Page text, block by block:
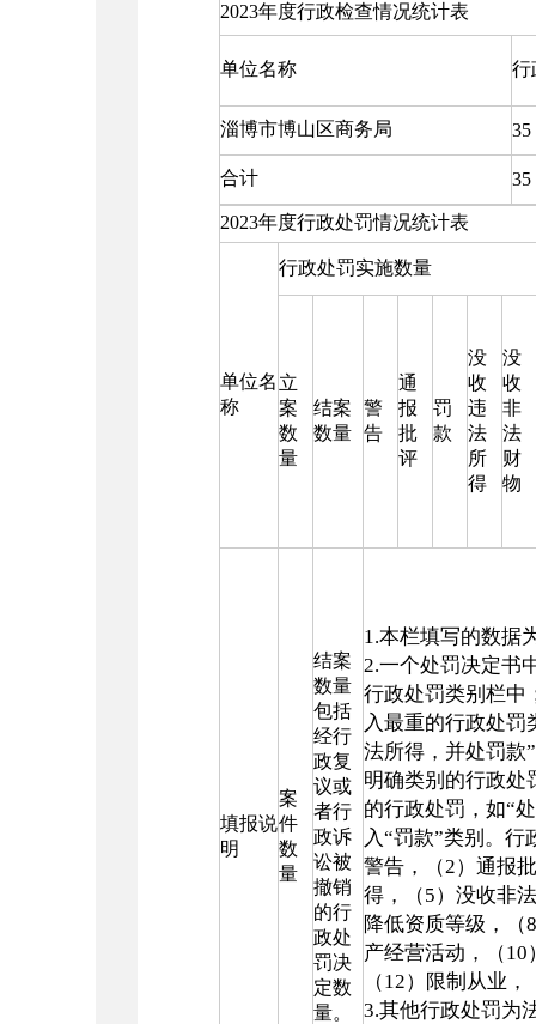
2023年度行政检查情况统计表
单位名称 行
淄博市博山区商务局 35
合计 35
2023年度行政处罚情况统计表
单位名
称
行政处罚实施数量
立
案
数
量
结案
数量
警
告
通
报
批
评
罚
款
没
收
违
法
所
得
没
收
非
法
财
物
填报说
明
案
件
数
量
结案
数量
包括
经行
政复
议或
者行
政诉
讼被
撤销
的行
政处
罚决
定数
量。
1.本栏填写的数据
2.一个处罚决定书
行政处罚类别栏中
入最重的行政处罚
法所得，并处罚款
明确类别的行政处
的行政处罚，如“
入“罚款”类别。
警告，（2）通报
得，（5）没收非
降低资质等级，（
产经营活动，（
（12）限制从业
3.其他行政处罚为